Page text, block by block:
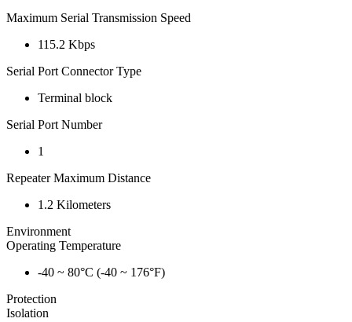
Maximum Serial Transmission Speed
115.2 Kbps
Serial Port Connector Type
Terminal block
Serial Port Number
1
Repeater Maximum Distance
1.2 Kilometers
Environment
Operating Temperature
-40 ~ 80°C (-40 ~ 176°F)
Protection
Isolation